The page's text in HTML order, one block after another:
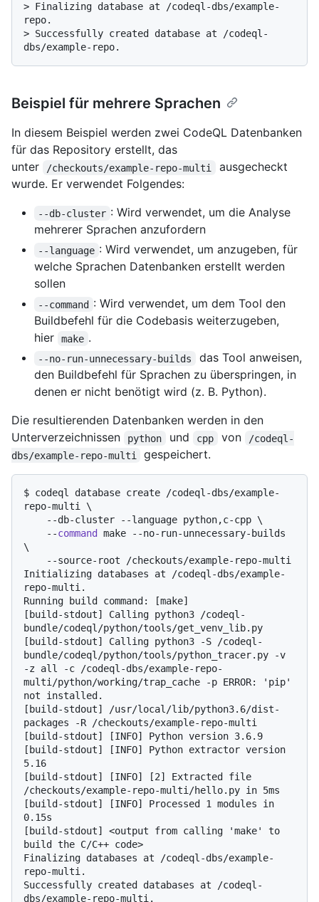
> Finalizing database at /codeql-dbs/example-
repo.
> Successfully created database at /codeql-
dbs/example-repo.
Beispiel für mehrere Sprachen
In diesem Beispiel werden zwei CodeQL Datenbanken
für das Repository erstellt, das
unter
/checkouts/example-repo-multi
ausgecheckt
wurde. Er verwendet Folgendes:
--db-cluster : Wird verwendet, um die Analyse
mehrerer Sprachen anzufordern
--language : Wird verwendet, um anzugeben, für
welche Sprachen Datenbanken erstellt werden
sollen
--command : Wird verwendet, um dem Tool den
Buildbefehl für die Codebasis weiterzugeben,
hier
make .
--no-run-unnecessary-builds
das Tool anweisen,
den Buildbefehl für Sprachen zu überspringen, in
denen er nicht benötigt wird (z. B. Python).
Die resultierenden Datenbanken werden in den
Unterverzeichnissen
python und cpp von
/codeql-
dbs/example-repo-multi
gespeichert.
$ codeql database create /codeql-dbs/example-
repo-multi \
    --
command
make --no-run-unnecessary-builds
\
    --source-root /checkouts/example-repo-multi
Initializing databases at /codeql-dbs/example-
repo-multi.
Running build command: [make]
[build-stdout] Calling python3 /codeql-
bundle/codeql/python/tools/get_venv_lib.py
[build-stdout] Calling python3 -S /codeql-
bundle/codeql/python/tools/python_tracer.py -v
-z all -c /codeql-dbs/example-repo-
multi/python/working/trap_cache -p ERROR: 'pip'
not installed.
[build-stdout] /usr/local/lib/python3.6/dist-
packages -R /checkouts/example-repo-multi
[build-stdout] [INFO] Python version 3.6.9
[build-stdout] [INFO] Python extractor version
5.16
[build-stdout] [INFO] [2] Extracted file
/checkouts/example-repo-multi/hello.py in 5ms
[build-stdout] [INFO] Processed 1 modules in
0.15s
[build-stdout] <output from calling 'make' to
build the C/C++ code>
Finalizing databases at /codeql-dbs/example-
repo-multi.
Successfully created databases at /codeql-